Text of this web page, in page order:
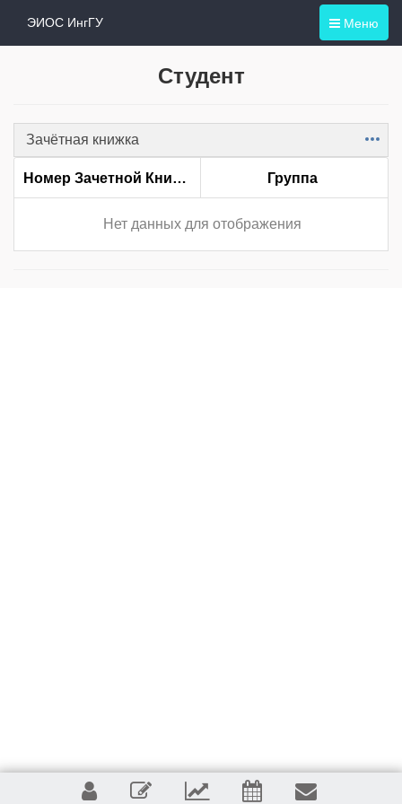
Меню
ЭИОС ИнгГУ
Студент
Зачётная книжка Item
Номер Зачетной Книжки Группа
Нет данных для отображения